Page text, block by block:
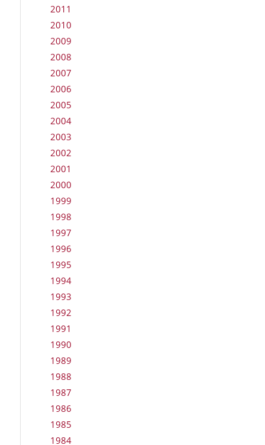
2011
2010
2009
2008
2007
2006
2005
2004
2003
2002
2001
2000
1999
1998
1997
1996
1995
1994
1993
1992
1991
1990
1989
1988
1987
1986
1985
1984